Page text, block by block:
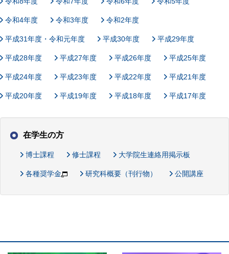
令和4年度 令和3年度 令和2年度
平成31年度・令和元年度 平成30年度 平成29年度
平成28年度 平成27年度 平成26年度 平成25年度
平成24年度 平成23年度 平成22年度 平成21年度
平成20年度 平成19年度 平成18年度 平成17年度
在学生の方
博士課程 修士課程 大学院生連絡用掲示板
各種奨学金 研究科概要（刊行物） 公開講座